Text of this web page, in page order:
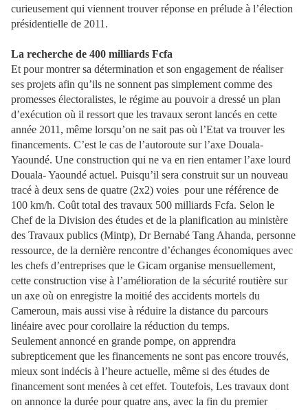
curieusement qui viennent trouver réponse en prélude à l’élection
présidentielle de 2011.
La recherche de 400 milliards Fcfa
Et pour montrer sa détermination et son engagement de réaliser
ses projets afin qu’ils ne sonnent pas simplement comme des
promesses électoralistes, le régime au pouvoir a dressé un plan
d’exécution où il ressort que les travaux seront lancés en cette
année 2011, même lorsqu’on ne sait pas où l’Etat va trouver les
financements. C’est le cas de l’autoroute sur l’axe Douala-
Yaoundé. Une construction qui ne va en rien entamer l’axe lourd
Douala- Yaoundé actuel. Puisqu’il sera construit sur un nouveau
tracé à deux sens de quatre (2x2) voies pour une référence de
100 km/h. Coût total des travaux 500 milliards Fcfa. Selon le
Chef de la Division des études et de la planification au ministère
des Travaux publics (Mintp), Dr Bernabé Tang Ahanda, personne
ressource, de la dernière rencontre d’échanges économiques avec
les chefs d’entreprises que le Gicam organise mensuellement,
cette construction vise à l’amélioration de la sécurité routière sur
un axe où on enregistre la moitié des accidents mortels du
Cameroun, mais aussi vise à réduire la distance du parcours
linéaire avec pour corollaire la réduction du temps.
Seulement annoncé en grande pompe, on apprendra
subrepticement que les financements ne sont pas encore trouvés,
mieux sont indécis à l’heure actuelle, même si des études de
financement sont menées à cet effet. Toutefois, Les travaux dont
on annonce la durée pour quatre ans, avec la fin du premier